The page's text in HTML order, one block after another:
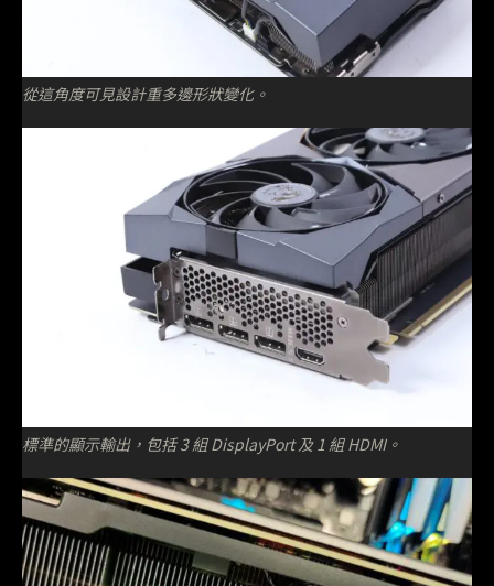
從這角度可見設計重多邊形狀變化。
標準的顯示輸出，包括 3 組 DisplayPort 及 1 組 HDMI。